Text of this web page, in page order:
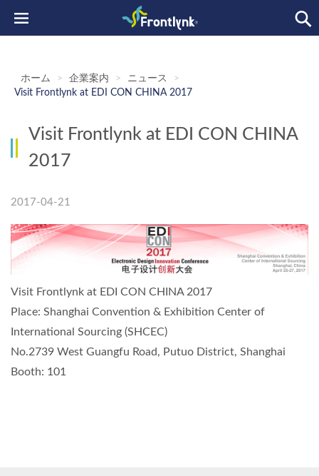
ホーム > 企業案内 > ニュース
>
Visit Frontlynk at EDI CON CHINA 2017
Visit Frontlynk at EDI CON CHINA
2017
2017-04-21
Visit Frontlynk at EDI CON CHINA 2017
Place: Shanghai Convention & Exhibition Center of
International Sourcing (SHCEC)
No.2739 West Guangfu Road, Putuo District, Shanghai
Booth: 101